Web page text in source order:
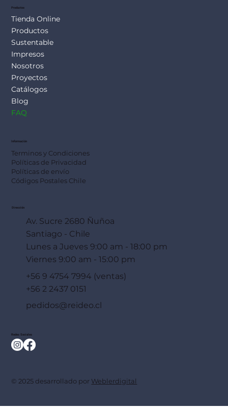
Productos
Tienda Online
Productos
Sustentable
Impresos
Nosotros
Proyectos
Catálogos
Blog
FAQ
Información
Terminos y Condiciones
Políticas de Privacidad
Políticas de envío
Códigos Postales Chile
Dirección
Av. Sucre 2680 Ñuñoa
Santiago - Chile
Lunes a Jueves 9:00 am - 18:00 pm
Viernes 9:00 am - 15:00 pm
+56 9 4754 7994 (ventas)
+56 2 2437 0151
pedidos@reideo.cl
Redes Sociales
© 2025 desarrollado por Weblerdigital